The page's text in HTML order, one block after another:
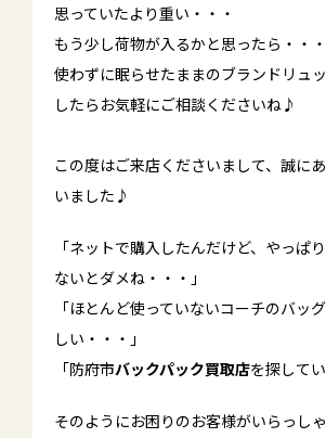
思っていたより重い・・・
もう少し荷物が入るかと思ったら・・・
使わずに眠らせたままのブランドリュ
したらお気軽にご相談くださいね♪
この度はご来店くださいまして、誠に
いました♪
「ネットで購入したんだけど、やっぱ
ないとダメね・・・」
「ほとんど使っていないコーチのバッ
しい・・・」
「防府市バックパック買取店を探して
そのようにお困りのお客様がいらっしゃ